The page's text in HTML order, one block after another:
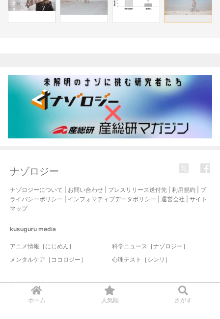
ホーム 人気順 さがす
ナゾロジー
ナゾロジーについて お問い合わせ プレスリリース送付先 利用規約
プ
ライバシーポリシー
インフォマティブデータポリシー 運営会社
サイト
マップ
kusuguru media
アニメ情報［にじめん］
科学ニュース［ナゾロジー］
メンタルケア［ココロジー］
心理テスト［シンリ］
© 2017-2026 nazology. all rights reserved.